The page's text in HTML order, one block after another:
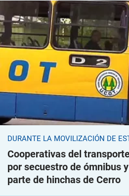
DURANTE LA MOVILIZACIÓN DE
Cooperativas del
por secuestro de ómnibus
parte de hinchas de Cerro